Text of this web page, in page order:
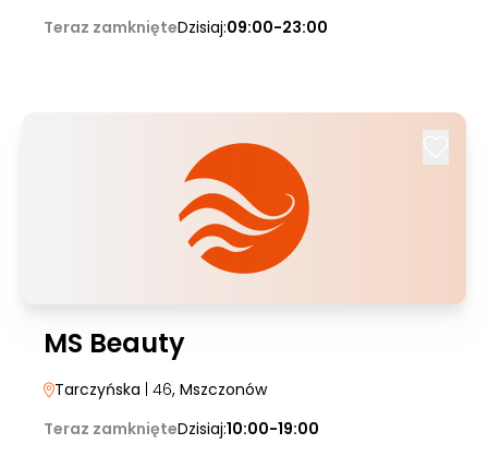
Teraz zamknięteDzisiaj:09:00-23:00
MS Beauty
Tarczyńska | 46, Mszczonów
Teraz zamknięteDzisiaj:10:00-19:00